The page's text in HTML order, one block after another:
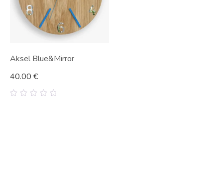
Aksel Blue&Mirror
40.00 €